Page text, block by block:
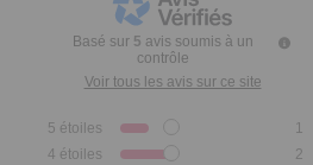
Basé sur 5 avis soumis à un
contrôle
Voir tous les avis sur ce site
5 étoiles
1
4 étoiles
2